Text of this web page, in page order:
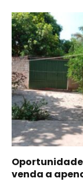
venda a